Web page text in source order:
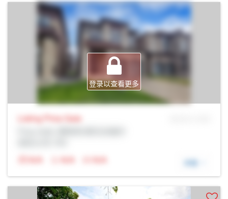
登录以查看更多
Listing Price Sale
N/A
N/A N/A 详细